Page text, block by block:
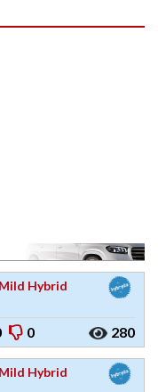
Hybrid
0 280
Hybrid